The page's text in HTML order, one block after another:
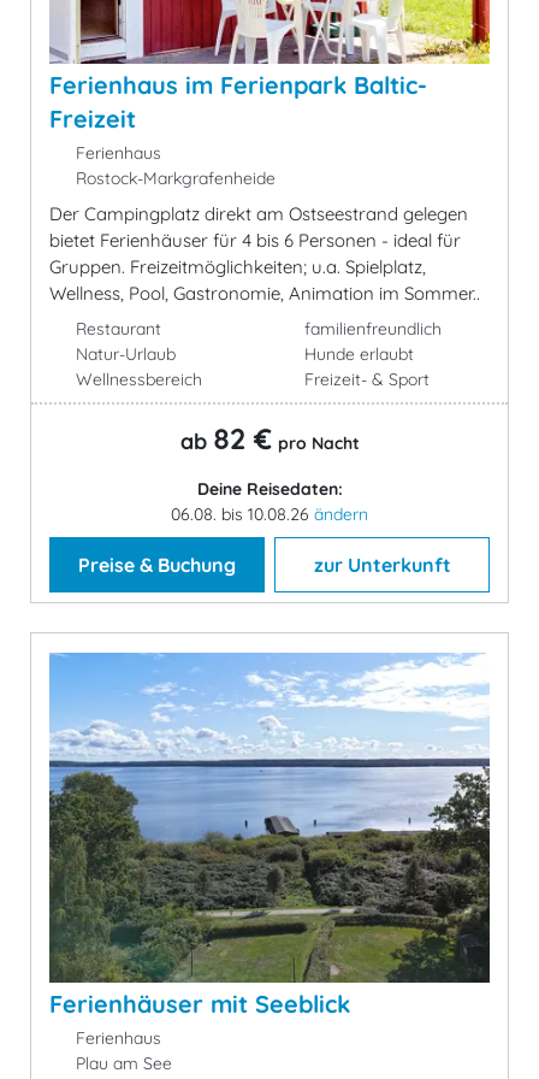
Ferienhaus im Ferienpark Baltic-
Freizeit
Ferienhaus
Rostock-Markgrafenheide
Der Campingplatz direkt am Ostseestrand gelegen
bietet Ferienhäuser für 4 bis 6 Personen - ideal für
Gruppen. Freizeitmöglichkeiten; u.a. Spielplatz,
Wellness, Pool, Gastronomie, Animation im Sommer..
Restaurant
Natur-Urlaub
Wellnessbereich
familienfreundlich
Hunde erlaubt
Freizeit- & Sport
ab 82 € pro Nacht
Deine Reisedaten:
06.08. bis 10.08.26 ändern
Preise & Buchung zur Unterkunft
Ferienhäuser mit Seeblick
Ferienhaus
Plau am See